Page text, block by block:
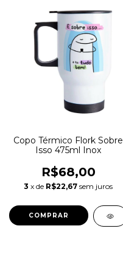
Copo Térmico Flork Sobre
Isso 475ml Inox
R$68,00
3 x de R$22,67 sem juros